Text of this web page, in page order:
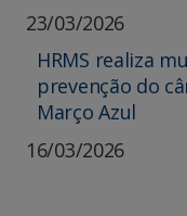
23/03/2026
HRMS realiza
prevenção do
Março Azul
16/03/2026